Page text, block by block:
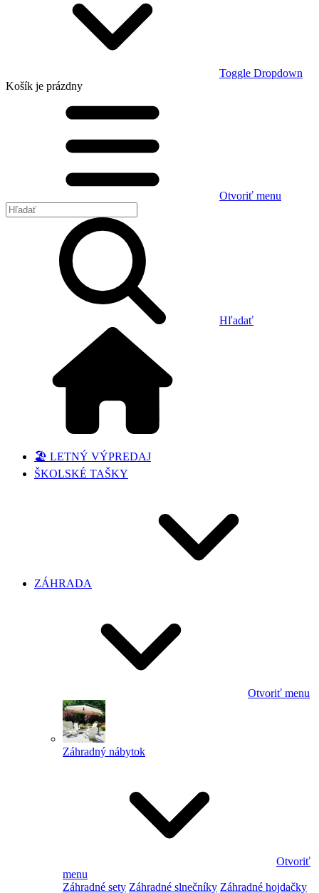
Toggle Dropdown
Košík je prázdny
Otvoriť menu
Hľadať
🏖️ LETNÝ VÝPREDAJ
ŠKOLSKÉ TAŠKY
ZÁHRADA
Otvoriť menu
Záhradný nábytok
Otvoriť
menu
Záhradné sety Záhradné slnečníky Záhradné hojdačky